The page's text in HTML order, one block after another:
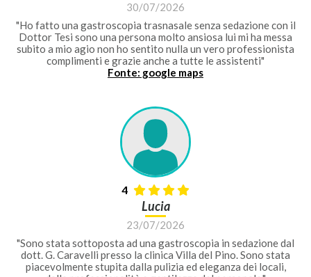
30/07/2026
"Ho fatto una gastroscopia trasnasale senza sedazione con il
Dottor Tesi sono una persona molto ansiosa lui mi ha messa
subito a mio agio non ho sentito nulla un vero professionista
complimenti e grazie anche a tutte le assistenti"
Fonte: google maps
4
Lucia
23/07/2026
"Sono stata sottoposta ad una gastroscopia in sedazione dal
dott. G. Caravelli presso la clinica Villa del Pino. Sono stata
piacevolmente stupita dalla pulizia ed eleganza dei locali,